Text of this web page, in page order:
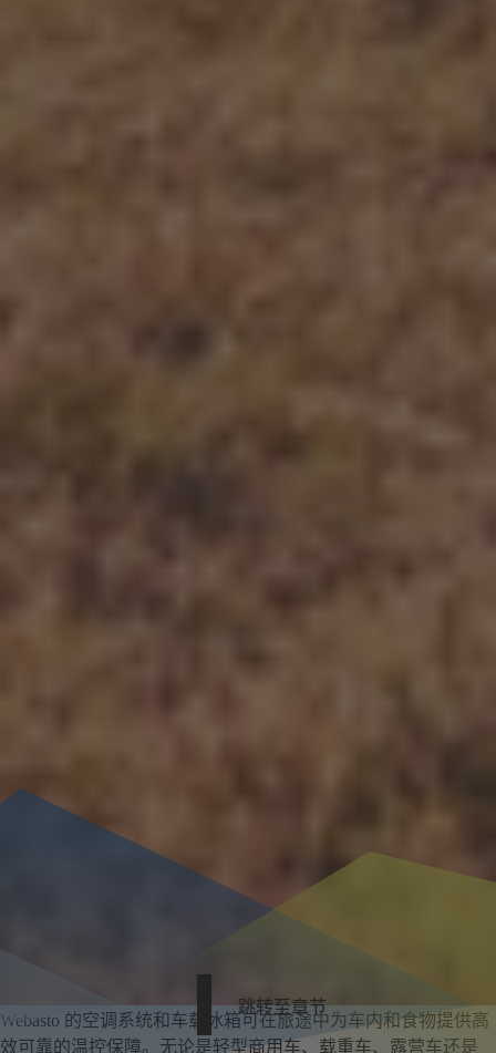
跳转至章节
Webasto 的空调系统和车载冰箱可在旅途中为车内和食物提供高
效可靠的温控保障。无论是轻型商用车、载重车、露营车还是